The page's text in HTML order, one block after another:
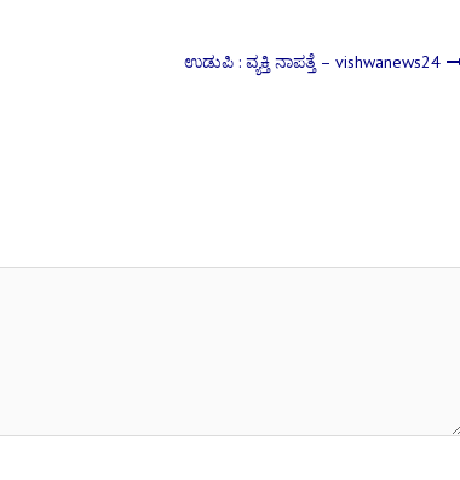
ಉಡುಪಿ : ವ್ಯಕ್ತಿ ನಾಪತ್ತೆ – vishwanews24